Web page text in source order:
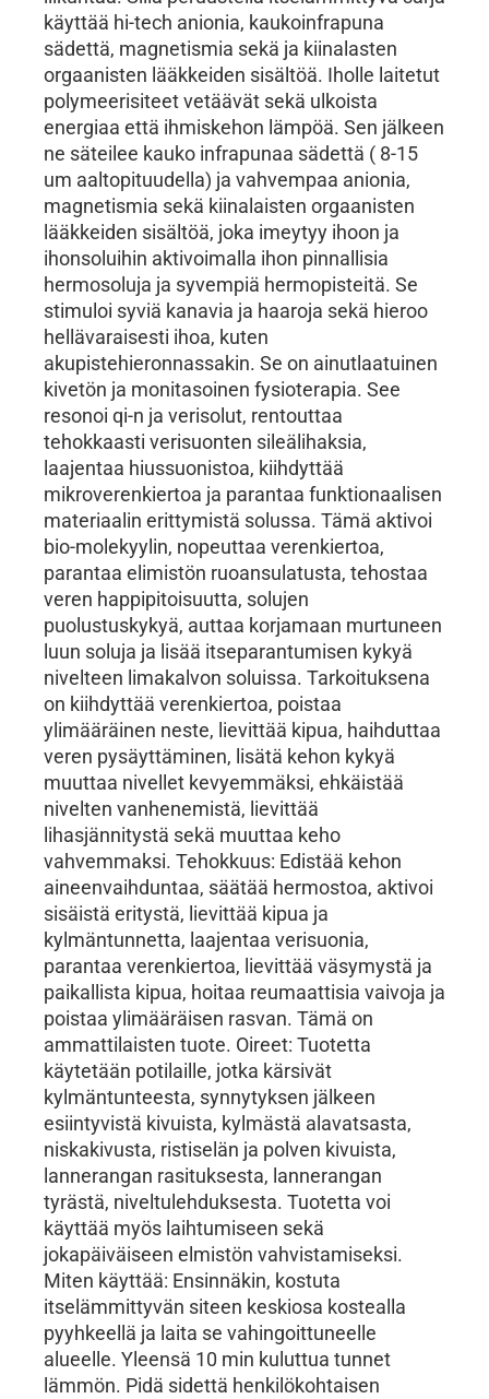
käyttää hi-tech anionia, kaukoinfrapuna
sädettä, magnetismia sekä ja kiinalasten
orgaanisten lääkkeiden sisältöä. Iholle laitetut
polymeerisiteet vetäävät sekä ulkoista
energiaa että ihmiskehon lämpöä. Sen jälkeen
ne säteilee kauko infrapunaa sädettä ( 8-15
um aaltopituudella) ja vahvempaa anionia,
magnetismia sekä kiinalaisten orgaanisten
lääkkeiden sisältöä, joka imeytyy ihoon ja
ihonsoluihin aktivoimalla ihon pinnallisia
hermosoluja ja syvempiä hermopisteitä. Se
stimuloi syviä kanavia ja haaroja sekä hieroo
hellävaraisesti ihoa, kuten
akupistehieronnassakin. Se on ainutlaatuinen
kivetön ja monitasoinen fysioterapia. See
resonoi qi-n ja verisolut, rentouttaa
tehokkaasti verisuonten sileälihaksia,
laajentaa hiussuonistoa, kiihdyttää
mikroverenkiertoa ja parantaa funktionaalisen
materiaalin erittymistä solussa. Tämä aktivoi
bio-molekyylin, nopeuttaa verenkiertoa,
parantaa elimistön ruoansulatusta, tehostaa
veren happipitoisuutta, solujen
puolustuskykyä, auttaa korjamaan murtuneen
luun soluja ja lisää itseparantumisen kykyä
nivelteen limakalvon soluissa. Tarkoituksena
on kiihdyttää verenkiertoa, poistaa
ylimääräinen neste, lievittää kipua, haihduttaa
veren pysäyttäminen, lisätä kehon kykyä
muuttaa nivellet kevyemmäksi, ehkäistää
nivelten vanhenemistä, lievittää
lihasjännitystä sekä muuttaa keho
vahvemmaksi. Tehokkuus: Edistää kehon
aineenvaihduntaa, säätää hermostoa, aktivoi
sisäistä eritystä, lievittää kipua ja
kylmäntunnetta, laajentaa verisuonia,
parantaa verenkiertoa, lievittää väsymystä ja
paikallista kipua, hoitaa reumaattisia vaivoja ja
poistaa ylimääräisen rasvan. Tämä on
ammattilaisten tuote. Oireet: Tuotetta
käytetään potilaille, jotka kärsivät
kylmäntunteesta, synnytyksen jälkeen
esiintyvistä kivuista, kylmästä alavatsasta,
niskakivusta, ristiselän ja polven kivuista,
lannerangan rasituksesta, lannerangan
tyrästä, niveltulehduksesta. Tuotetta voi
käyttää myös laihtumiseen sekä
jokapäiväiseen elmistön vahvistamiseksi.
Miten käyttää: Ensinnäkin, kostuta
itselämmittyvän siteen keskiosa kostealla
pyyhkeellä ja laita se vahingoittuneelle
alueelle. Yleensä 10 min kuluttua tunnet
lämmön. Pidä sidettä henkilökohtaisen